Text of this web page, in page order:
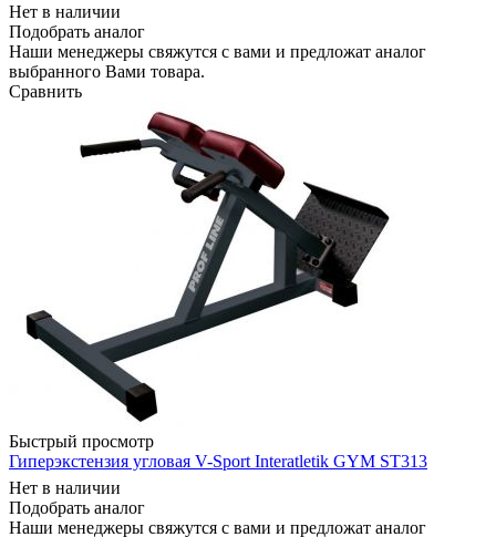
Нет в наличии
Подобрать аналог
Наши менеджеры свяжутся с вами и предложат аналог
выбранного Вами товара.
Сравнить
Быстрый просмотр
Гиперэкстензия угловая V-Sport Interatletik GYM ST313
Нет в наличии
Подобрать аналог
Наши менеджеры свяжутся с вами и предложат аналог